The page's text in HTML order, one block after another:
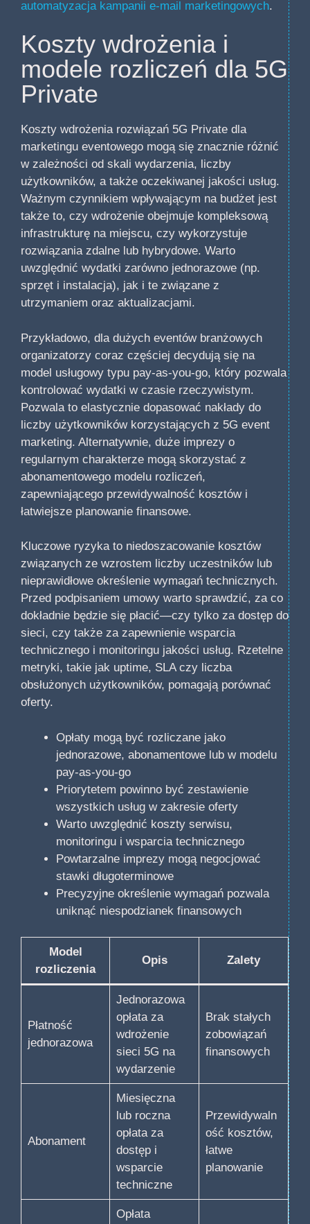
automatyzacja kampanii e-mail marketingowych.
Koszty wdrożenia i
modele rozliczeń dla 5G
Private
Koszty wdrożenia rozwiązań 5G Private dla
marketingu eventowego mogą się znacznie różnić
w zależności od skali wydarzenia, liczby
użytkowników, a także oczekiwanej jakości usług.
Ważnym czynnikiem wpływającym na budżet jest
także to, czy wdrożenie obejmuje kompleksową
infrastrukturę na miejscu, czy wykorzystuje
rozwiązania zdalne lub hybrydowe. Warto
uwzględnić wydatki zarówno jednorazowe (np.
sprzęt i instalacja), jak i te związane z
utrzymaniem oraz aktualizacjami.
Przykładowo, dla dużych eventów branżowych
organizatorzy coraz częściej decydują się na
model usługowy typu pay-as-you-go, który pozwala
kontrolować wydatki w czasie rzeczywistym.
Pozwala to elastycznie dopasować nakłady do
liczby użytkowników korzystających z 5G event
marketing. Alternatywnie, duże imprezy o
regularnym charakterze mogą skorzystać z
abonamentowego modelu rozliczeń,
zapewniającego przewidywalność kosztów i
łatwiejsze planowanie finansowe.
Kluczowe ryzyka to niedoszacowanie kosztów
związanych ze wzrostem liczby uczestników lub
nieprawidłowe określenie wymagań technicznych.
Przed podpisaniem umowy warto sprawdzić, za co
dokładnie będzie się płacić—czy tylko za dostęp do
sieci, czy także za zapewnienie wsparcia
technicznego i monitoringu jakości usług. Rzetelne
metryki, takie jak uptime, SLA czy liczba
obsłużonych użytkowników, pomagają porównać
oferty.
Opłaty mogą być rozliczane jako
jednorazowe, abonamentowe lub w modelu
pay-as-you-go
Priorytetem powinno być zestawienie
wszystkich usług w zakresie oferty
Warto uwzględnić koszty serwisu,
monitoringu i wsparcia technicznego
Powtarzalne imprezy mogą negocjować
stawki długoterminowe
Precyzyjne określenie wymagań pozwala
uniknąć niespodzianek finansowych
Model
rozliczenia
Opis Zalety
Płatność
jednorazowa
Jednorazowa
opłata za
wdrożenie
sieci 5G na
wydarzenie
Brak stałych
zobowiązań
finansowych
Abonament
Miesięczna
lub roczna
opłata za
dostęp i
wsparcie
techniczne
Przewidywaln
ość kosztów,
łatwe
planowanie
Opłata